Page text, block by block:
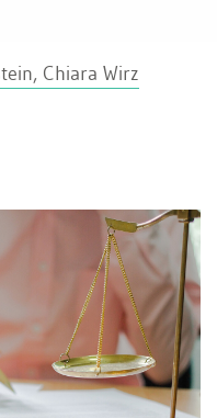
Chiara Wirz